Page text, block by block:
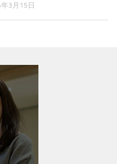
3月15日